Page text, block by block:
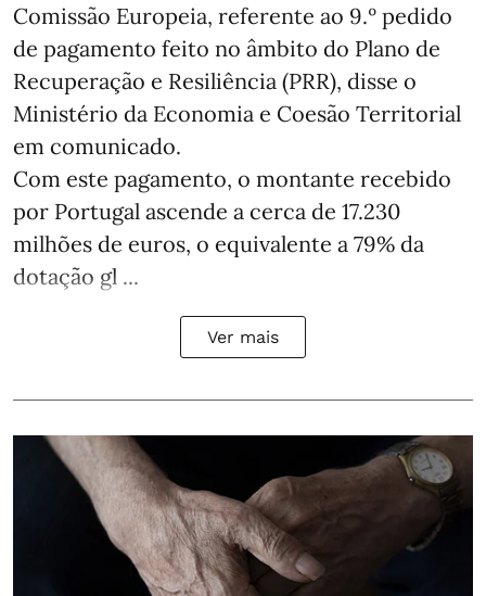
Comissão Europeia, referente ao 9.º pedido
de pagamento feito no âmbito do Plano de
Recuperação e Resiliência (PRR), disse o
Ministério da Economia e Coesão Territorial
em comunicado.
Com este pagamento, o montante recebido
por Portugal ascende a cerca de 17.230
milhões de euros, o equivalente a 79% da
dotação gl ...
Ver mais